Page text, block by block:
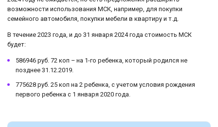
возможности использования МСК, например, для покупки
семейного автомобиля, покупки мебели в квартиру и т.д.
В течение 2023 года, и до 31 января 2024 года стоимость МСК
будет:
586946 руб. 72 коп – на 1-го ребенка, который родился не
позднее 31.12.2019.
775628 руб. 25 коп на 2 ребенка, с учетом условия рождения
первого ребенка с 1 января 2020 года.